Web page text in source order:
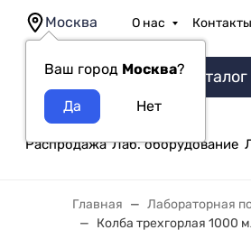
Москва
Ваш город Москва?
О нас Контакты
Каталог
Распродажа Лаб. оборудование
Главная Лабораторная
Колба трехгорлая 1000